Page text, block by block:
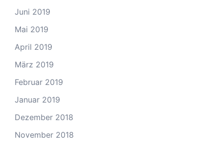
Juni 2019
Mai 2019
April 2019
März 2019
Februar 2019
Januar 2019
Dezember 2018
November 2018